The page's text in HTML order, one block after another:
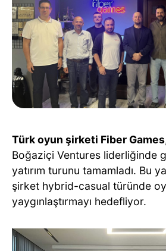
Türk oyun şirketi Fiber Games
Boğaziçi Ventures liderliğinde
yatırım turunu tamamladı. Bu
şirket hybrid-casual türünde
yaygınlaştırmayı hedefliyor.